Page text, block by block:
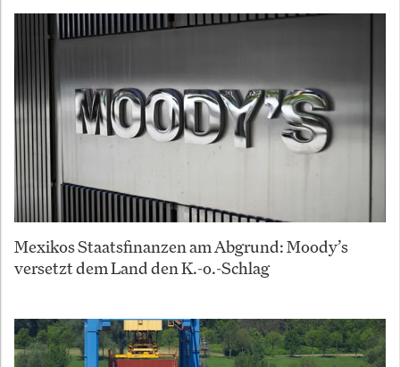
Mexikos Staatsfinanzen am Abgrund: Moody’s
versetzt dem Land den K.-o.-Schlag